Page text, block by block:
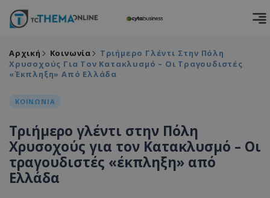
Αρχική Κοινωνία
Τριήμερο Γλέντι Στην Πόλη
Χρυσοχούς Για Τον Κατακλυσμό – Οι Τραγουδιστές
«έκπληξη» Από Ελλάδα
ΚΟΙΝΩΝΙΑ
Τριήμερο γλέντι στην Πόλη
Χρυσοχούς για τον Κατακλυσμό – Οι
τραγουδιστές «έκπληξη» από
Ελλάδα